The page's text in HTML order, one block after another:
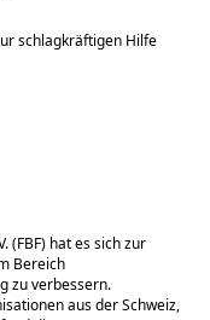
schlagkräftigen Hilfe
(FBF) hat es sich zur
Bereich
zu verbessern.
aus der Schweiz,